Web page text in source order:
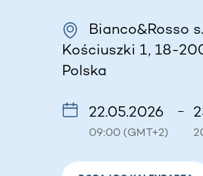
Bianco&Rosso
Kościuszki 1, 18-
Polska
22.05.2026
09:00 (GMT+2)
–